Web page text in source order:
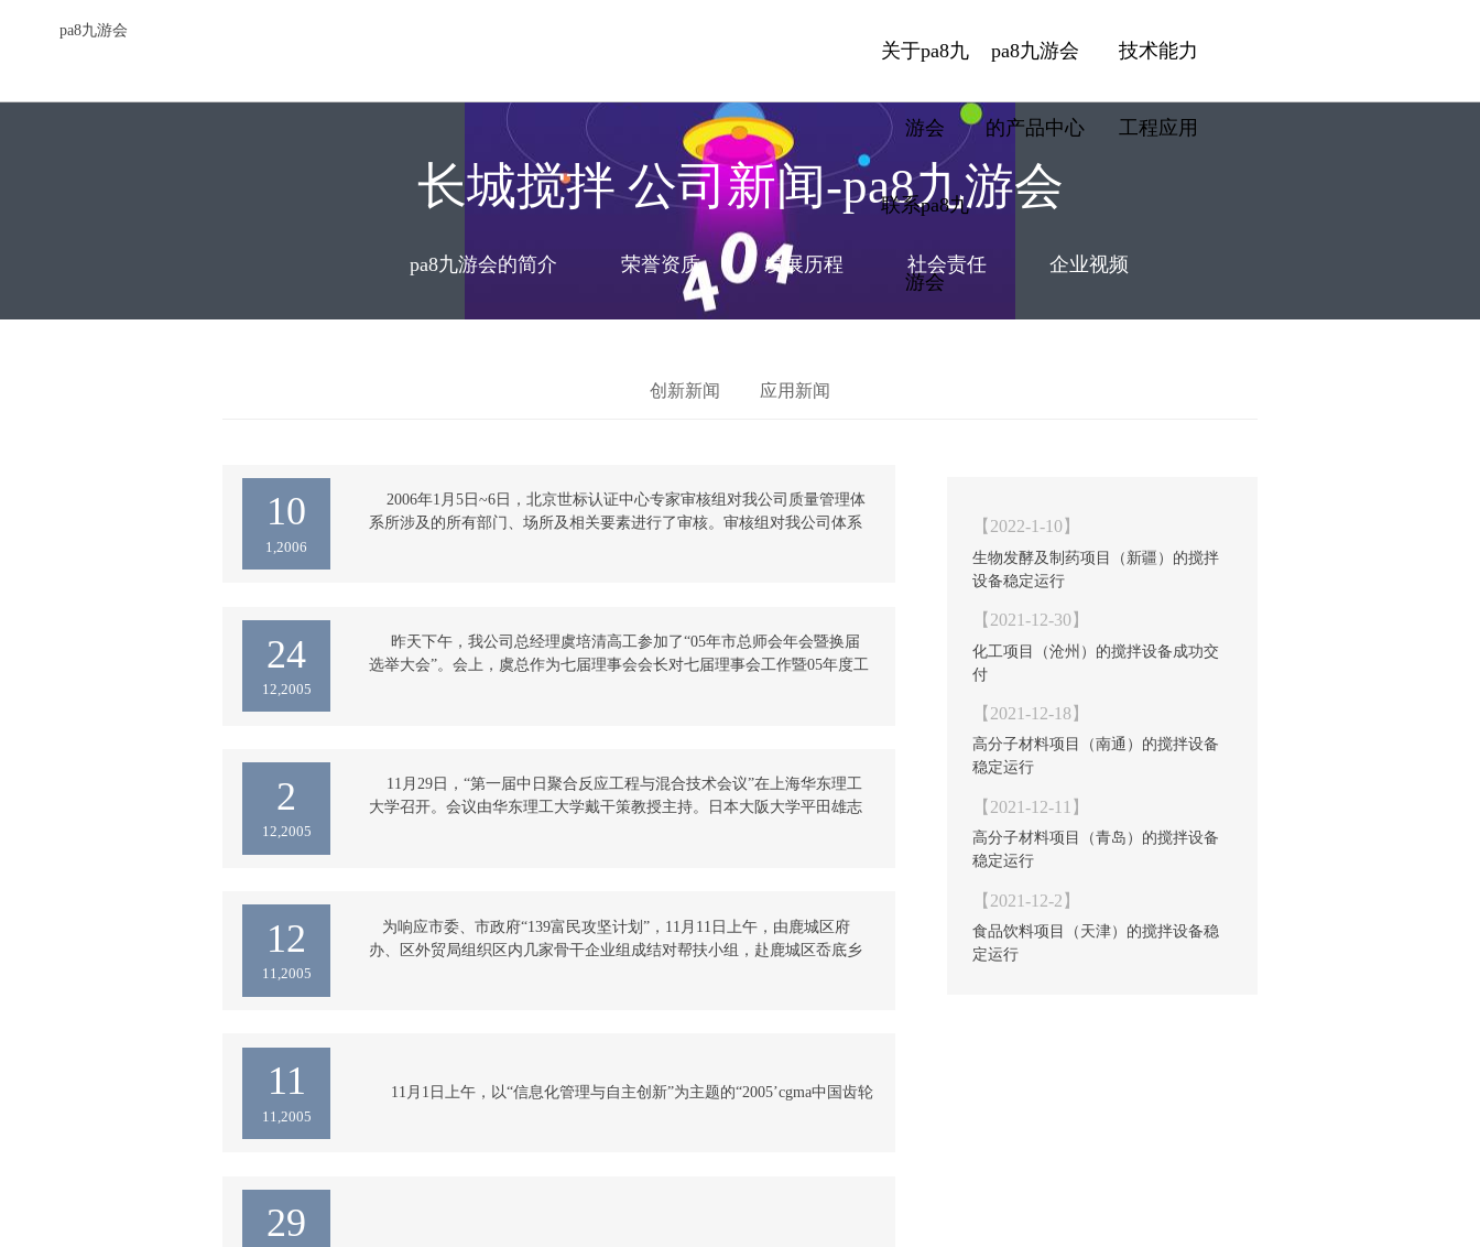
pa8九游会
关于pa8九
游会
pa8九游会
的产品中心
技术能力
工程应用
联系pa8九
游会
长城搅拌 公司新闻-pa8九游会
pa8九游会的简介 荣誉资质 发展历程 社会责任 企业视频
创新新闻 应用新闻
10
1,2006
2006年1月5日~6日，北京世标认证中心专家审核组对我公司质量管理体
系所涉及的所有部门、场所及相关要素进行了审核。审核组对我公司体系
24
12,2005
昨天下午，我公司总经理虞培清高工参加了“05年市总师会年会暨换届
选举大会”。会上，虞总作为七届理事会会长对七届理事会工作暨05年度工
第八届理事会选举
2
12,2005
11月29日，“第一届中日聚合反应工程与混合技术会议”在上海华东理工
大学召开。会议由华东理工大学戴干策教授主持。日本大阪大学平田雄志
12
11,2005
为响应市委、市政府“139富民攻坚计划”，11月11日上午，由鹿城区府
办、区外贸局组织区内几家骨干企业组成结对帮扶小组，赴鹿城区岙底乡
11
11,2005
11月1日上午，以“信息化管理与自主创新”为主题的“2005’cgma中国齿轮
29
【2022-1-10】
生物发酵及制药项目（新疆）的搅拌
设备稳定运行
【2021-12-30】
化工项目（沧州）的搅拌设备成功交
付
【2021-12-18】
高分子材料项目（南通）的搅拌设备
稳定运行
【2021-12-11】
高分子材料项目（青岛）的搅拌设备
稳定运行
【2021-12-2】
食品饮料项目（天津）的搅拌设备稳
定运行